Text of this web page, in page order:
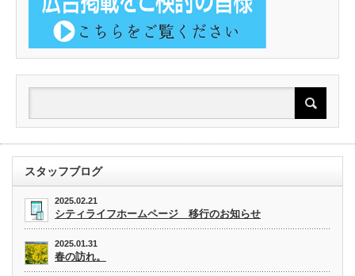
スタッフブログ
2025.02.21
シティライフホームページ 移行のお知らせ
2025.01.31
春の訪れ。